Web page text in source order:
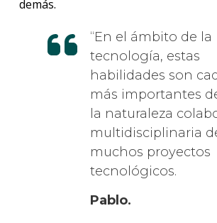
demás.
En el ámbito de la
tecnología, estas
habilidades son
más importantes
la naturaleza
multidisciplinaria
muchos proyectos
tecnológicos.
Pablo.